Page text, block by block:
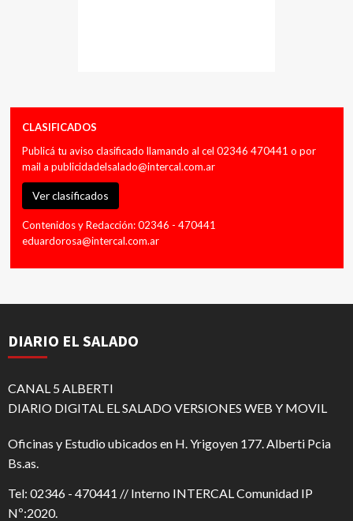
CLASIFICADOS
Publicá tu aviso clasificado llamando al cel 02346 470441 o por
mail a publicidadelsalado@intercal.com.ar
Ver clasificados
Contenidos y Redacción: 02346 - 470441
eduardorosa@intercal.com.ar
DIARIO EL SALADO
CANAL 5 ALBERTI
DIARIO DIGITAL EL SALADO VERSIONES WEB Y MOVIL
Oficinas y Estudio ubicados en H. Yrigoyen 177. Alberti Pcia
Bs.as.
Tel: 02346 - 470441 // Interno INTERCAL Comunidad IP
Nº:2020.